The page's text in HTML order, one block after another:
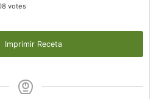
votes
Imprimir Receta